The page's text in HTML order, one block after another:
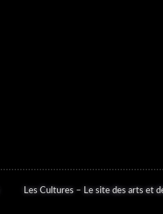
Les Cultures – Le site des arts et